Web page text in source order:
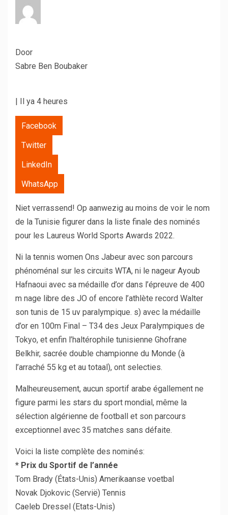
Door
Sabre Ben Boubaker
| Il ya 4 heures
Facebook
Twitter
LinkedIn
WhatsApp
Niet verrassend! Op aanwezig au moins de voir le nom
de la Tunisie figurer dans la liste finale des nominés
pour les Laureus World Sports Awards 2022.
Ni la tennis women Ons Jabeur avec son parcours
phénoménal sur les circuits WTA, ni le nageur Ayoub
Hafnaoui avec sa médaille d’or dans l’épreuve de 400
m nage libre des JO of encore l’athlète record Walter
son tunis de 15 uv paralympique. s) avec la médaille
d’or en 100m Final – T34 des Jeux Paralympiques de
Tokyo, et enfin l’haltérophile tunisienne Ghofrane
Belkhir, sacrée double championne du Monde (à
l’arraché 55 kg et au totaal), ont selecties.
Malheureusement, aucun sportif arabe égallement ne
figure parmi les stars du sport mondial, même la
sélection algérienne de football et son parcours
exceptionnel avec 35 matches sans défaite.
Voici la liste complète des nominés:
* Prix du Sportif de l’année
Tom Brady (États-Unis) Amerikaanse voetbal
Novak Djokovic (Servië) Tennis
Caeleb Dressel (Etats-Unis)